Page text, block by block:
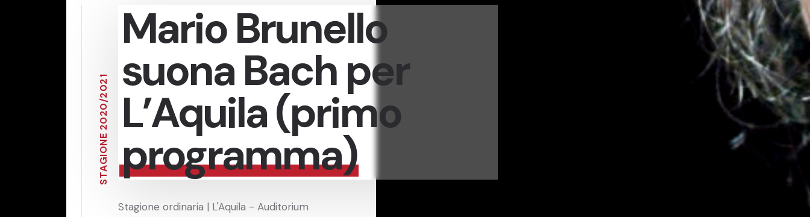
S
T
A
G
I
O
N
E
2
0
2
0
/
2
0
2
1
Mario Brunello
suona Bach per
L’Aquila (primo
programma)
Stagione ordinaria | L'Aquila - Auditorium